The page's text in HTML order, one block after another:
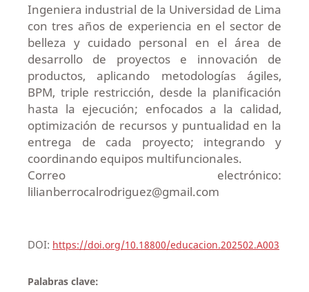
Ingeniera industrial de la Universidad de Lima
con tres años de experiencia en el sector de
belleza y cuidado personal en el área de
desarrollo de proyectos e innovación de
productos, aplicando metodologías ágiles,
BPM, triple restricción, desde la planificación
hasta la ejecución; enfocados a la calidad,
optimización de recursos y puntualidad en la
entrega de cada proyecto; integrando y
coordinando equipos multifuncionales.
Correo electrónico:
lilianberrocalrodriguez@gmail.com
DOI: https://doi.org/10.18800/educacion.202502.A003
Palabras clave: